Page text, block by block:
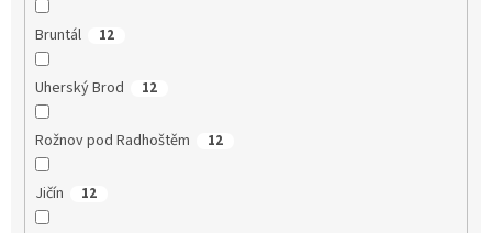
Bruntál 12
Uherský Brod 12
Rožnov pod Radhoštěm 12
Jičín 12